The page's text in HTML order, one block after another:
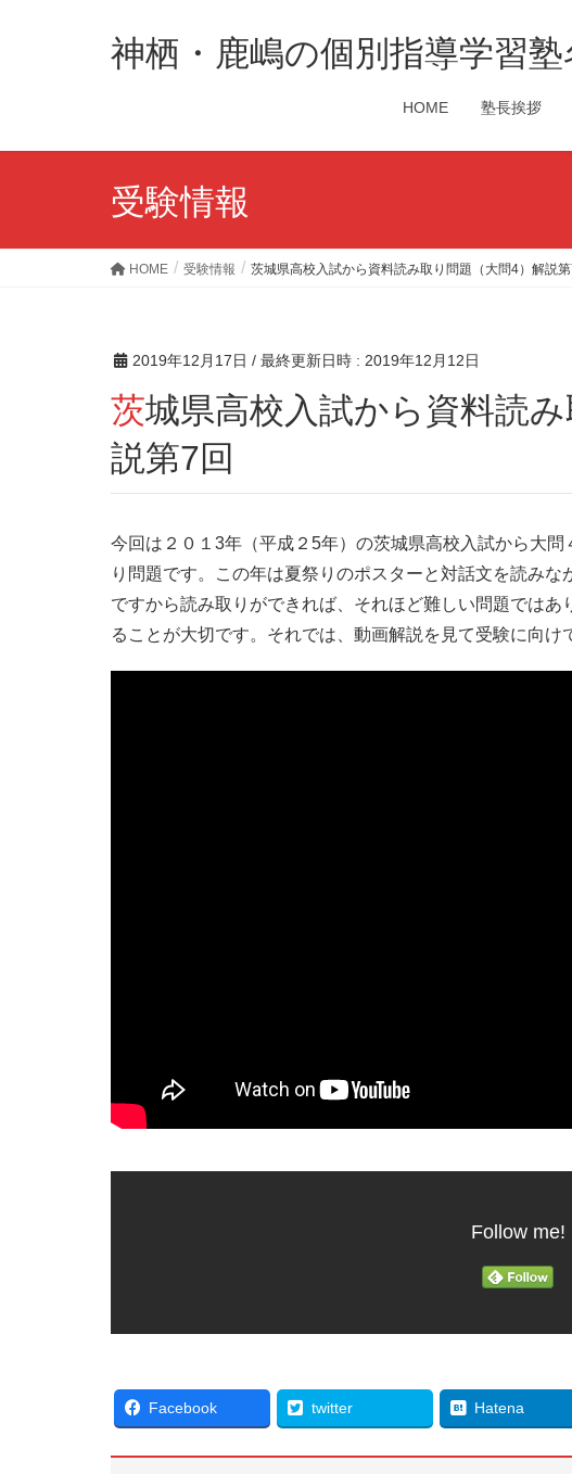
神栖・鹿嶋の個別指導学習塾
HOME 塾長挨拶
受験情報
HOME 受験情報 茨城県高校入試から資料読み取り問題（大問4）解説第
2019年12月17日 / 最終更新日時 : 2019年12月12日
茨城県高校入試から資料読み取り問題（大問4）解
説第7回
今回は２０１3年（平成２5年）の茨城県高校入試から大
り問題です。この年は夏祭りのポスターと対話文を読み
ですから読み取りができれば、それほど難しい問題では
ることが大切です。それでは、動画解説を見て受験に向け
Follow me!
Facebook twitter Hatena